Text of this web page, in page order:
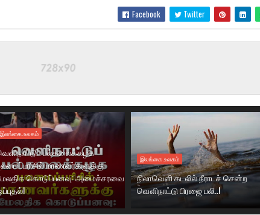
Facebook Twitter
இலங்கை.உலகம்
பல்கலைக்கழக
மாணவர்களுக்கு
கொடுப்பனவு: அமைச்சரவை
இலங்கை.உலகம்
நிலாவெளி கடலில் நீராடச் சென்ற
வௌிநாட்டு பிரஜை பலி..!